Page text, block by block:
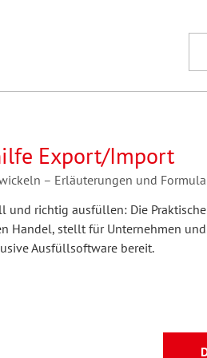
Export/Import
– Erläuterungen und
und richtig ausfüllen: Die
Handel, stellt für Unternehmen
Ausfüllsoftware bereit.